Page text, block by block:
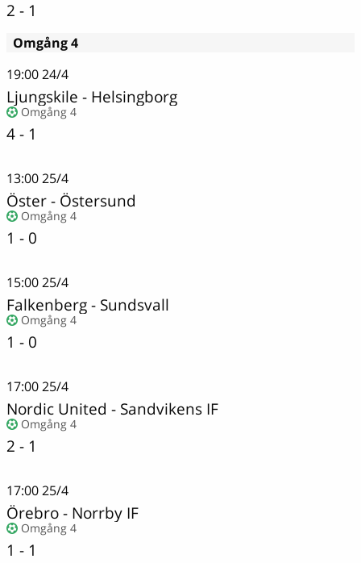
2 - 1
Omgång 4
19:0024/4
Ljungskile - Helsingborg
Omgång 4
4 - 1
13:0025/4
Öster- Östersund
Omgång 4
1 - 0
15:0025/4
Falkenberg- Sundsvall
Omgång 4
1 - 0
17:0025/4
Nordic United - Sandvikens IF
Omgång 4
2 - 1
17:0025/4
Örebro - Norrby IF
Omgång 4
1 - 1